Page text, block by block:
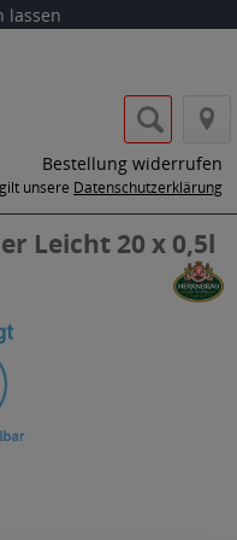
lassen
Bestellung widerrufen
unsere Datenschutzerklärung
Leicht 20 x 0,5l